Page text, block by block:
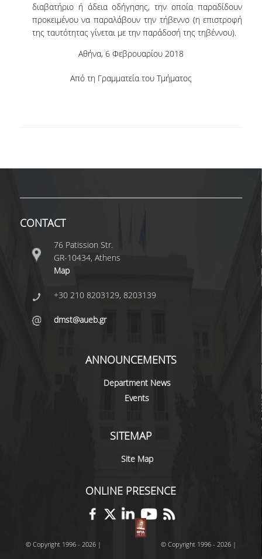
INTERNSHIP AND THESIS
TEACHING AND EXAMS
POSTGRADUATE STUDIES
PHD CANDIDATES
RESEARCH SEMINARS
ERASMUS+ PROGRAMME
COURSES OFFERED BY THE
DOCUMENTS - USEFUL LINKS
QUALITY ASSURANCE
QUALITY ASSURANCE POLICY
ACCREDITATION
EXTERNAL EVALUATION
RESEARCH ACTIVITIES
RESEARCH LABORATORIES
διαβατήριο ή άδεια οδήγησης, την οποία παραδίδουν
προκειμένου να παραλάβουν την τήβεννο (η επιστροφή
της ταυτότητας γίνεται με την παράδοσή της τηβέννου).
Αθήνα, 6 Φεβρουαρίου 2018
Από τη Γραμματεία του Τμήματος
CONTACT
76 Patission Str.
GR-10434, Athens
Map
+30 210 8203129, 8203139
dmst@aueb.gr
ANNOUNCEMENTS
Department News
Events
SITEMAP
Site Map
ONLINE PRESENCE
© Copyright 1996 - 2026 |
© Copyright 1996 - 2026 |